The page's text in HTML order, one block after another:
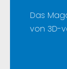
Das
von 3D-